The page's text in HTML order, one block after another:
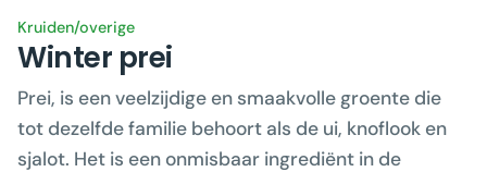
Kruiden/overige
Winter prei
Prei, is een veelzijdige en smaakvolle groente die
tot dezelfde familie behoort als de ui, knoflook en
sjalot. Het is een onmisbaar ingrediënt in de